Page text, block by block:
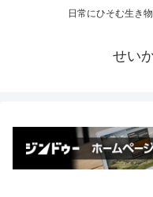
日常にひそむ生き
せい